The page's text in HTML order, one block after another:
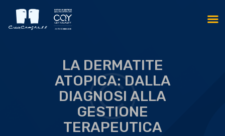
LA DERMATITE
ATOPICA: DALLA
DIAGNOSI ALLA
GESTIONE
TERAPEUTICA